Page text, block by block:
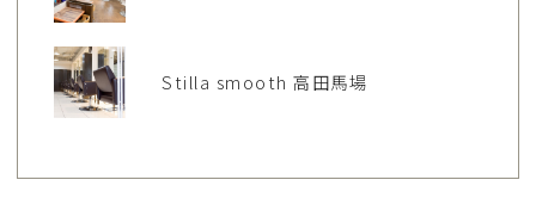
Stilla smooth 高田馬場